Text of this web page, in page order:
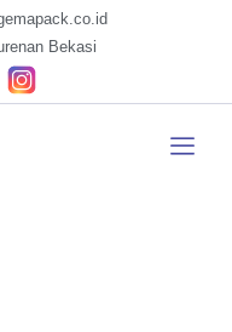
Bekasi